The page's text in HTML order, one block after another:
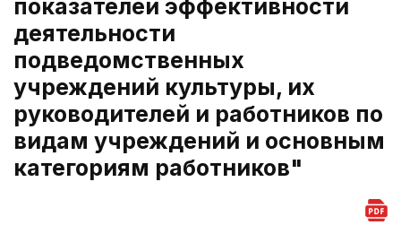
показателей эффективности
деятельности
подведомственных
учреждений культуры, их
руководителей и работников по
видам учреждений и основным
категориям работников"